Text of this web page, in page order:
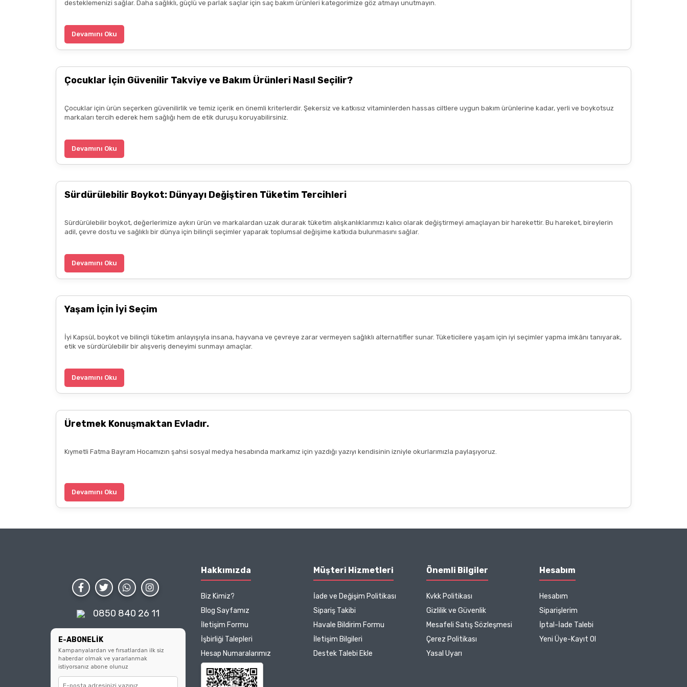
ürün hakkında detaylı bilgiler hızlı kargo bütün işleyiş çok güzel
B... P... | 11/04/2025
diliyorum.
Zeynep Akgöz | 25/03/2025
teşekkür ediyorum. Herkesin emeğine sağlık :)
Zeynep Akgöz | 25/03/2025
Deneyimini Paylaş
desteklemenizi sağlar. Daha sağlıklı, güçlü ve parlak saçlar için saç bakım ürünleri kategorimize göz atmayı unutmayın.
Devamını Oku
Çocuklar İçin Güvenilir Takviye ve Bakım Ürünleri Nasıl Seçilir?
Çocuklar için ürün seçerken güvenilirlik ve temiz içerik en önemli kriterlerdir. Şekersiz ve katkısız vitaminlerden hassas ciltlere uygun bakım ürünlerine kadar, yerli ve boykotsuz
markaları tercih ederek hem sağlığı hem de etik duruşu koruyabilirsiniz.
Devamını Oku
Sürdürülebilir Boykot: Dünyayı Değiştiren Tüketim Tercihleri
Sürdürülebilir boykot, değerlerimize aykırı ürün ve markalardan uzak durarak tüketim alışkanlıklarımızı kalıcı olarak değiştirmeyi amaçlayan bir harekettir. Bu hareket, bireylerin
adil, çevre dostu ve sağlıklı bir dünya için bilinçli seçimler yaparak toplumsal değişime katkıda bulunmasını sağlar.
Devamını Oku
Yaşam İçin İyi Seçim
İyi Kapsül, boykot ve bilinçli tüketim anlayışıyla insana, hayvana ve çevreye zarar vermeyen sağlıklı alternatifler sunar. Tüketicilere yaşam için iyi seçimler yapma imkânı tanıyarak,
etik ve sürdürülebilir bir alışveriş deneyimi sunmayı amaçlar.
Devamını Oku
Üretmek Konuşmaktan Evladır.
Kıymetli Fatma Bayram Hocamızın şahsi sosyal medya hesabında markamız için yazdığı yazıyı kendisinin izniyle okurlarımızla paylaşıyoruz.
Devamını Oku
0850 840 26 11
E-ABONELİK
Kampanyalardan ve fırsatlardan ilk siz
haberdar olmak ve yararlanmak
istiyorsanız abone olunuz
Hakkımızda
Biz Kimiz?
Blog Sayfamız
İletişim Formu
İşbirliği Talepleri
Hesap Numaralarımız
Müşteri Hizmetleri
İade ve Değişim Politikası
Sipariş Takibi
Havale Bildirim Formu
İletişim Bilgileri
Destek Talebi Ekle
Önemli Bilgiler
Kvkk Politikası
Gizlilik ve Güvenlik
Mesafeli Satış Sözleşmesi
Çerez Politikası
Yasal Uyarı
Hesabım
Hesabım
Siparişlerim
İptal-İade Talebi
Yeni Üye-Kayıt Ol